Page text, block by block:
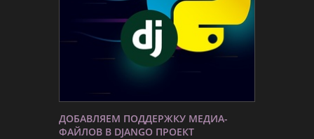
ДОБАВЛЯЕМ ПОДДЕРЖКУ МЕДИА-
ФАЙЛОВ В DJANGO ПРОЕКТ